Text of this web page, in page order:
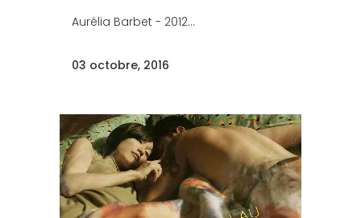
Aurélia Barbet - 2012...
03 octobre, 2016